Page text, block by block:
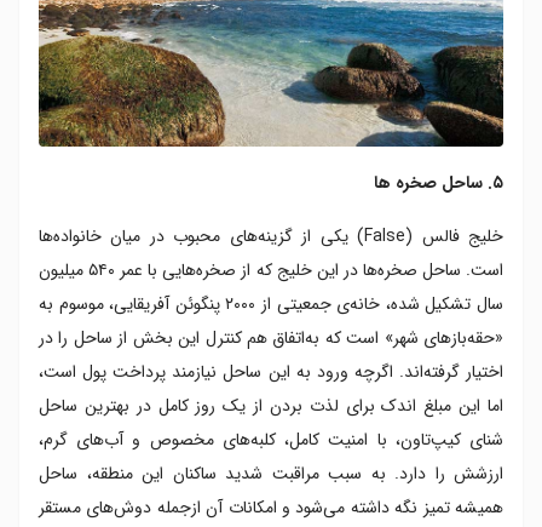
۵. ساحل صخره ها
خلیج فالس (False) یکی از گزینه‌های محبوب در میان خانواده‌ها
است. ساحل صخره‌ها در این خلیج که از صخره‌هایی با عمر ۵۴۰ میلیون
سال تشکیل شده، خانه‌ی جمعیتی از ۲۰۰۰ پنگوئن آفریقایی، موسوم به
«حقه‌بازهای شهر» است که به‌اتفاق هم کنترل این بخش از ساحل را در
اختیار گرفته‌اند. اگرچه ورود به این ساحل نیازمند پرداخت پول است،
اما این مبلغ اندک برای لذت بردن از یک روز کامل در بهترین ساحل
شنای کیپ‌تاون، با امنیت کامل، کلبه‌های مخصوص و آب‌های گرم،
ارزشش را دارد. به سبب مراقبت شدید ساکنان این منطقه، ساحل
همیشه تمیز نگه داشته می‌شود و امکانات آن ازجمله دوش‌های مستقر